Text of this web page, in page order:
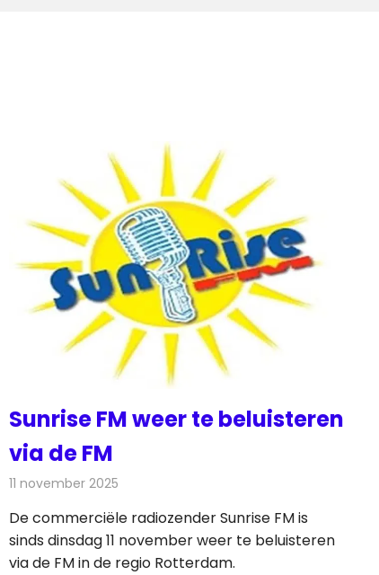
Sunrise FM weer te beluisteren
via de FM
11 november 2025
De commerciële radiozender Sunrise FM is
sinds dinsdag 11 november weer te beluisteren
via de FM in de regio Rotterdam.